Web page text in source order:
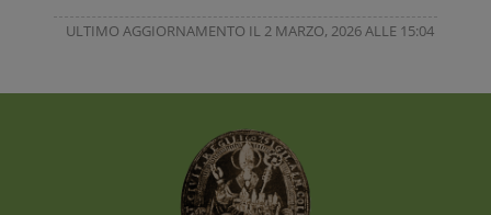
ULTIMO AGGIORNAMENTO IL 2 MARZO, 2026 ALLE 15:04